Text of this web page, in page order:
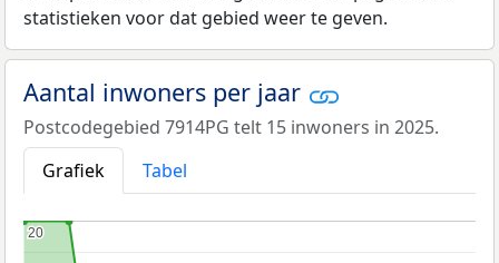
statistieken voor dat gebied weer te geven.
Aantal inwoners per jaar
Postcodegebied 7914PG telt 15 inwoners in 2025.
Grafiek
Tabel
20
20